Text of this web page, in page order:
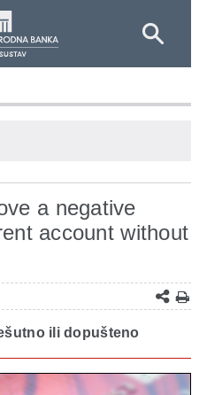
a negative
account without
ili dopušteno